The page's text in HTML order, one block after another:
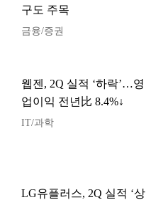
구도 주목
금융/증권
웹젠, 2Q 실적 ‘하락’…영
업이익 전년比 8.4%↓
IT/과학
LG유플러스, 2Q 실적 ‘상